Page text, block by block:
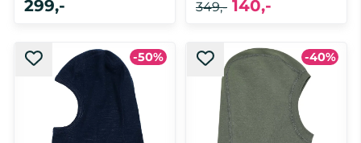
299,-
50/52- 2-4 år
140,-
349,-
-50% -40%